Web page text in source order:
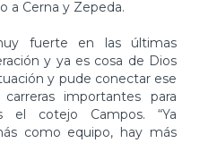
a Cerna y Zepeda.
fuerte en las últimas
y ya es cosa de Dios
y pude conectar ese
importantes para
el cotejo Campos. “Ya
como equipo, hay más